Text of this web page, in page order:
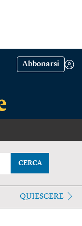
Abbonarsi
CERCA
QUIESCERE